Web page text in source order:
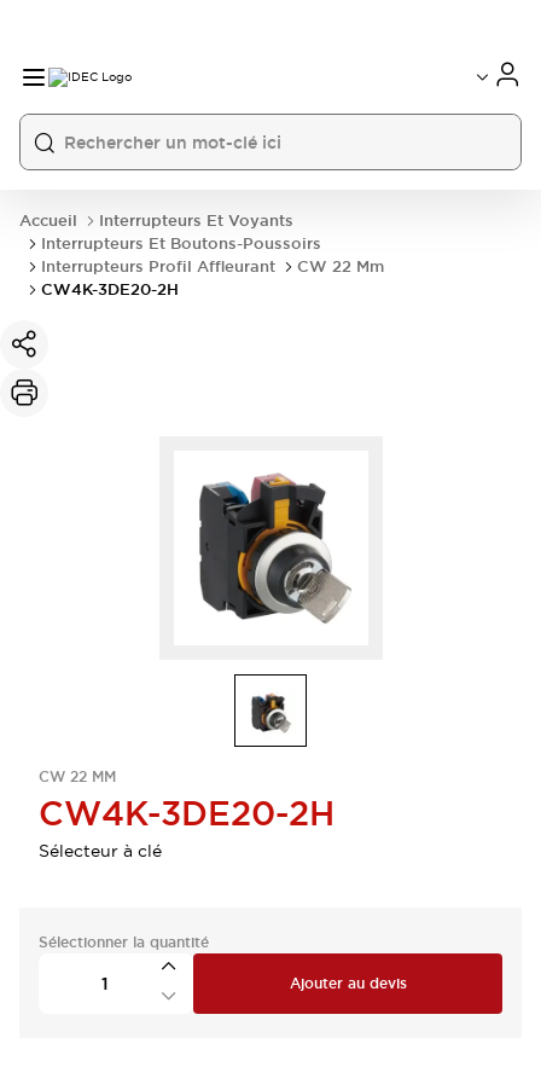
Accueil
Interrupteurs Et Voyants
Interrupteurs Et Boutons-Poussoirs
Interrupteurs Profil Affleurant
CW 22 Mm
CW4K-3DE20-2H
CW 22 MM
CW4K-3DE20-2H
Sélecteur à clé
Sélectionner la quantité
Ajouter au devis